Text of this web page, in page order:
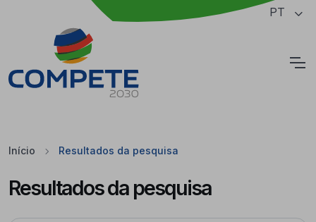
Saltar para o conteúdo principal da página PT
Início Resultados da pesquisa
Resultados da pesquisa